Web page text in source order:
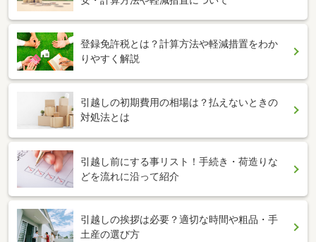
登録免許税とは？計算方法や軽減措置をわか
りやすく解説
引越しの初期費用の相場は？払えないときの
対処法とは
引越し前にする事リスト！手続き・荷造りな
どを流れに沿って紹介
引越しの挨拶は必要？適切な時間や粗品・手
土産の選び方